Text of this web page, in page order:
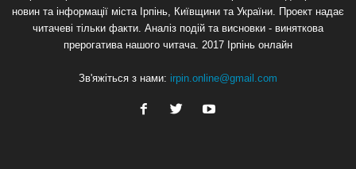
новин та інформації міста Ірпінь, Київщини та України. Проект надає
читачеві тільки факти. Аналіз подій та висновки - виняткова
прерогатива нашого читача. 2017 Ірпінь онлайн
Зв'яжіться з нами: irpin.online@gmail.com